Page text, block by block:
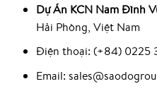
Dự Án KCN Nam Đình
Hải Phòng, Việt Nam
Điện thoại: (+84) 0225
Email: